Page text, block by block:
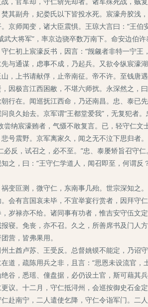
其副舟，妃娄氏以下皆投水死。宸濠舟胶
京师闻变，诸大臣震惧。王琼大言曰：“王伯
大将军”，率京边骁卒数万南下。命安边伯
仁初上宸濠反书，因言：“觊觎者非特一宁
与通谋，虑事不成，乃起兵。又欲令纵宸濠
，上书请献俘，止帝南征。帝不许。至钱唐
因极言江西困敝，不堪六师扰。永深然之，
行在。闻巡抚江西命，乃还南昌。忠、泰已
良久始去。京军谓“王都堂爱我”，无复犯者
尝纳宸濠贿者，气慑不敢复言。已，轻守仁
号震野。京军离家久，闻之无不泣下思归
必反，试召之，必不至。”忠、泰屡矫旨召守
之，曰：“王守仁学道人，闻召即至，何谓
叵测，微守仁，东南事几殆。世宗深知之
会有言国哀未毕，不宜举宴行赏者，因拜守
岁禄亦不给。诸同事有功者，惟吉安守伍文
寝。免丧，亦不召。久之，所善席书及门
营，皆弗果用。
酋卢苏、王受反。总督姚镆不能定，乃诏
道，疏陈用兵之非，且言：“思恩未设流官
谷，悉瑶、僮盘据，必仍设土官，斯可藉其
议。十二月，守仁抵浔州，会巡按御史石金
赴南宁，二人遣使乞降，守仁令诣军门。二